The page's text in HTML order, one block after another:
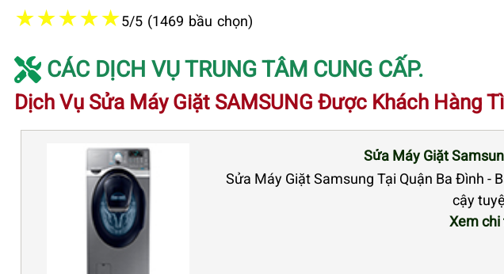
★★★★★5/5 (1469 bầu chọn)
CÁC DỊCH VỤ TRUNG TÂM CUNG CẤP.
Dịch Vụ Sửa Máy Giặt SAMSUNG Được Khách Hàng
Sửa Máy Giặt
Sửa Máy Giặt Samsung Tại Quận Ba Đình -
cậy
Xem